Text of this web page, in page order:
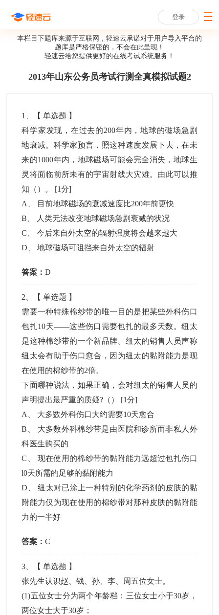
登录
本栏目下题库来源于互联网，轻速云承诺对于用户导入平台的
题库是严格保密的，不会在此呈现！
轻速云给您提供更好的在线考试系统服务！
2013年山东公务员考试行测全真模拟试题2
1 、【单选题 】
科学家发现，在过去的200年内，地球的磁场急剧
地衰减。科学家预言，照这种速度发展下去，在未
来的1000年内，地球磁场可能会完全消失，地球生
灵将面临前所未有的宇宙射线大灾难。由此可以推
知（）。 [1分]
A
目前地球磁场的衰减速度比200年前更快
B
人类无法改变地球磁场急剧衰减的状况
C 、今后来自外太空的辐射强度将会越来越大
D 、地球磁场可阻挡来自外太空的辐射
答案：D
2 、【单选题 】
需要一种特殊棉纱带的唯一目的是把某些外科伤口
包扎10天——这些伤口需要包扎的最多天数。纽太
是这种棉纱带的一个新品牌。纽太的销售人员声称
纽太会有助于伤口愈合，因为纽太的黏附能力是现
在使用的棉纱带的2倍。
下面哪种说法，如果正确，会对纽太的销售人员的
声明提出最严重的质疑?（） [1分]
A
大多数外科伤口大约需要10天愈合
B
大多数外科棉纱带是由医院和诊所而非私人外
科医生购买的
C
现在使用的棉纱带的黏附能力远超过包扎伤口
l0天所需的足够的黏附能力
D 、纽太对已涂上一种特别的化学药剂的皮肤的黏
附能力仅为现在使用的棉纱带对那种皮肤的黏附能
力的一半好
答案：C
3 、【单选题 】
张先生认识赵、钱、孙、李、周五位女士。
(1)五位女士分为两个年龄档：三位女士小于30岁，
两位女士大于30岁；